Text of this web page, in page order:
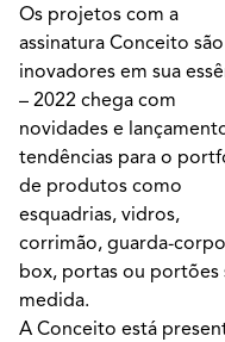
Os projetos com a
assinatura Conceito são
inovadores em sua
– 2022 chega com
novidades e
tendências para o
de produtos como
esquadrias, vidros,
corrimão, guarda-
box, portas ou portões
medida.
A Conceito está